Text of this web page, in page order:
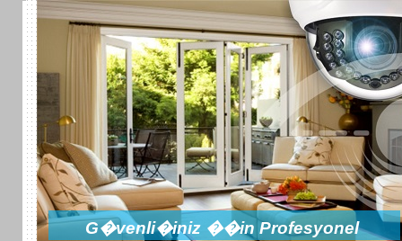
G�venli�iniz ��in Profesyonel